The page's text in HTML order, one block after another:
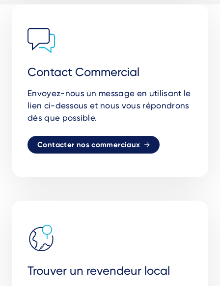
Contact Commercial
Envoyez-nous un message en utilisant le
lien ci-dessous et nous vous répondrons
dès que possible.
Contacter nos commerciaux
Trouver un revendeur local